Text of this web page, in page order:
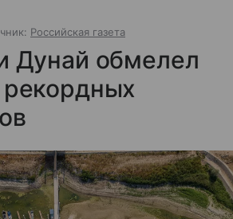
Российская газета
Дунай обмелел